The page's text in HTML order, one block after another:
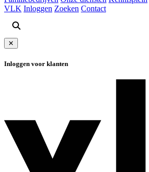
VLK Inloggen Zoeken Contact
✕
Inloggen voor klanten